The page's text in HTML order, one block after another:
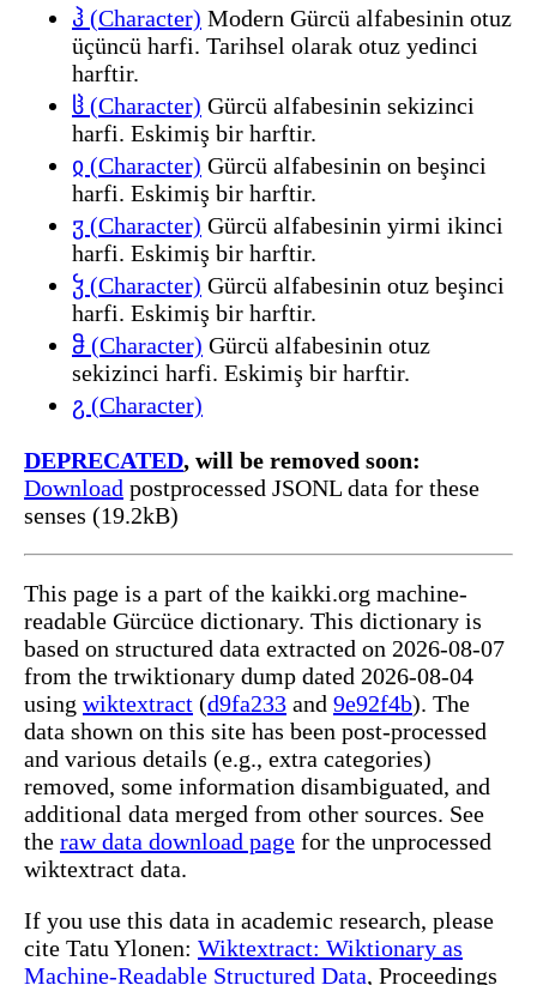
ჰ (Character) Modern Gürcü alfabesinin otuz
üçüncü harfi. Tarihsel olarak otuz yedinci
harftir.
ჱ (Character) Gürcü alfabesinin sekizinci
harfi. Eskimiş bir harftir.
ჲ (Character) Gürcü alfabesinin on beşinci
harfi. Eskimiş bir harftir.
ჳ (Character) Gürcü alfabesinin yirmi ikinci
harfi. Eskimiş bir harftir.
ჴ (Character) Gürcü alfabesinin otuz beşinci
harfi. Eskimiş bir harftir.
ჵ (Character) Gürcü alfabesinin otuz
sekizinci harfi. Eskimiş bir harftir.
ჷ (Character)
DEPRECATED, will be removed soon:
Download postprocessed JSONL data for these
senses (19.2kB)
This page is a part of the kaikki.org machine-
readable Gürcüce dictionary. This dictionary is
based on structured data extracted on 2026-08-07
from the trwiktionary dump dated 2026-08-04
using wiktextract (d9fa233 and 9e92f4b). The
data shown on this site has been post-processed
and various details (e.g., extra categories)
removed, some information disambiguated, and
additional data merged from other sources. See
the raw data download page for the unprocessed
wiktextract data.
If you use this data in academic research, please
cite Tatu Ylonen: Wiktextract: Wiktionary as
Machine-Readable Structured Data, Proceedings